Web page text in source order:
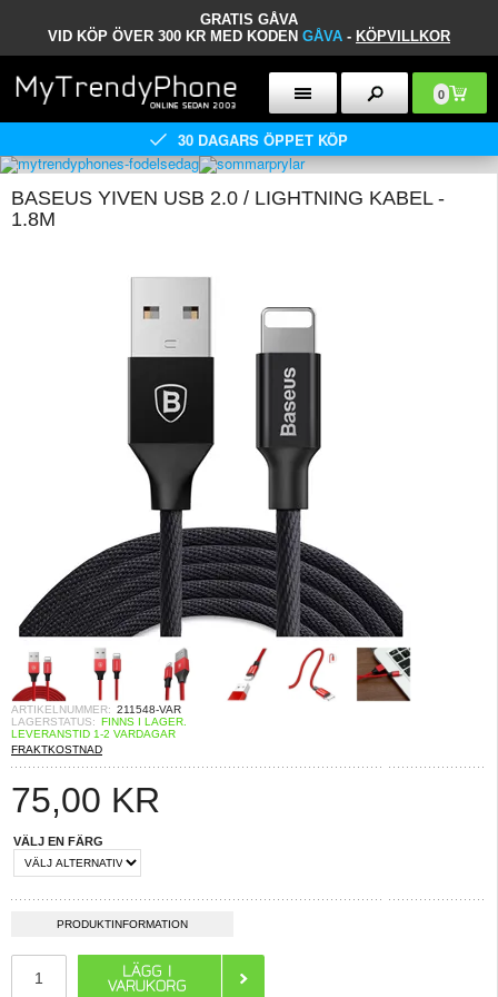
GRATIS GÅVA
VID KÖP ÖVER 300 KR MED KODEN GÅVA - KÖPVILLKOR
0
30 DAGARS ÖPPET KÖP
BASEUS YIVEN USB 2.0 / LIGHTNING KABEL -
1.8M
ARTIKELNUMMER: 211548-VAR
LAGERSTATUS: FINNS I LAGER.
LEVERANSTID 1-2 VARDAGAR
FRAKTKOSTNAD
75,00 KR
VÄLJ EN FÄRG
PRODUKTINFORMATION